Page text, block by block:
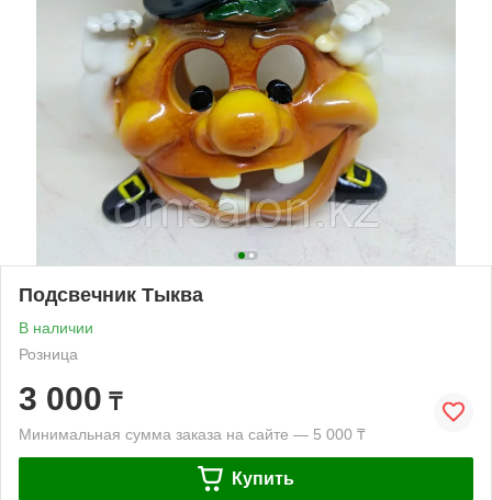
Подсвечник Тыква
В наличии
Розница
3 000 ₸
Минимальная сумма заказа на сайте — 5 000 ₸
Купить